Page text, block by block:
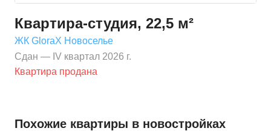
Квартира-студия, 22,5 м²
ЖК GloraX Новоселье
Сдан — IV квартал 2026 г.
Квартира продана
Похожие квартиры в новостройках